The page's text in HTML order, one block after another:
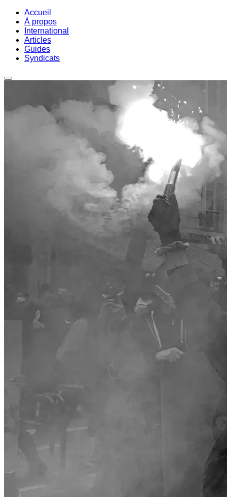
Accueil
À propos
International
Articles
Guides
Syndicats